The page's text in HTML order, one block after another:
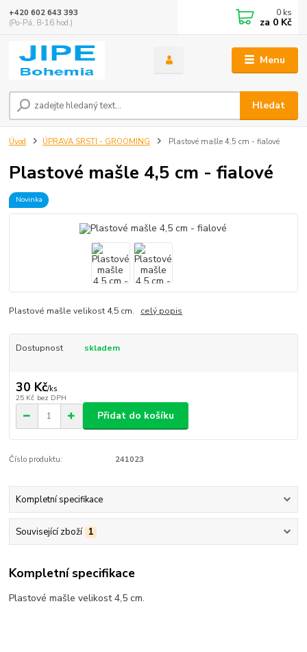
Menu
Hledat
+420 602 643 393
(Po-Pá, 8-16 hod.)
0 ks
za 0 Kč
Úvod ÚPRAVA SRSTI - GROOMING Plastové mašle 4,5 cm - fialové
Plastové mašle 4,5 cm - fialové
Novinka
Plastové mašle velikost 4,5 cm. celý popis
Dostupnost skladem
30 Kč/ks
25 Kč bez DPH
Přidat do košíku
Číslo produktu: 241023
Kompletní specifikace
Související zboží 1
Kompletní specifikace
Plastové mašle velikost 4,5 cm.